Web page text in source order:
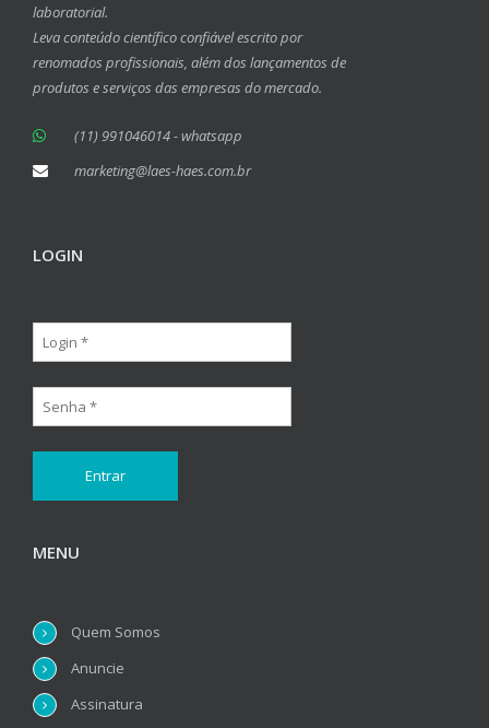
laboratorial.
Leva conteúdo científico confiável escrito por
renomados profissionais, além dos lançamentos de
produtos e serviços das empresas do mercado.
(11) 991046014 - whatsapp
marketing@laes-haes.com.br
LOGIN
MENU
Quem Somos
Anuncie
Assinatura